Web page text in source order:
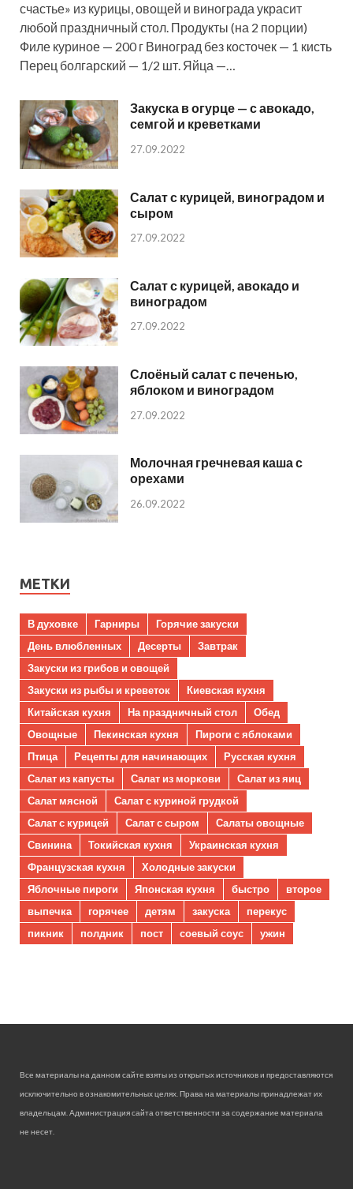
счастье» из курицы, овощей и винограда украсит
любой праздничный стол. Продукты (на 2 порции)
Филе куриное — 200 г Виноград без косточек — 1 кисть
Перец болгарский — 1/2 шт. Яйца —…
Закуска в огурце — с авокадо,
семгой и креветками
27.09.2022
Салат с курицей, виноградом и
сыром
27.09.2022
Салат с курицей, авокадо и
виноградом
27.09.2022
Слоёный салат с печенью,
яблоком и виноградом
27.09.2022
Молочная гречневая каша с
орехами
26.09.2022
МЕТКИ
В духовке Гарниры
Горячие закуски
День влюбленных
Десерты
Завтрак
Закуски из грибов и овощей
Закуски из рыбы и креветок
Киевская кухня
Китайская кухня
На праздничный стол
Обед
Овощные
Пекинская кухня
Пироги с яблоками
Птица
Рецепты для начинающих
Русская кухня
Салат из капусты
Салат из моркови
Салат из яиц
Салат мясной
Салат с куриной грудкой
Салат с курицей
Салат с сыром
Салаты овощные
Свинина
Токийская кухня
Украинская кухня
Французская кухня
Холодные закуски
Яблочные пироги
Японская кухня быстро
второе
выпечка
горячее детям закуска
перекус
пикник
полдник пост соевый соус ужин
Все материалы на данном сайте взяты из открытых источников и предоставляются
исключительно в ознакомительных целях. Права на материалы принадлежат их
владельцам. Администрация сайта ответственности за содержание материала
не несет.